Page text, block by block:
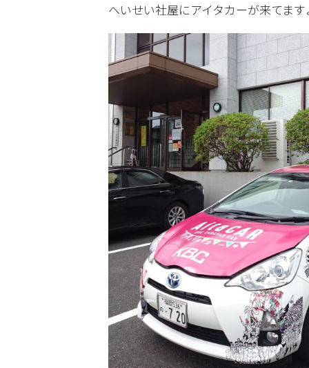
へいせい社屋にアイタカーが来てま